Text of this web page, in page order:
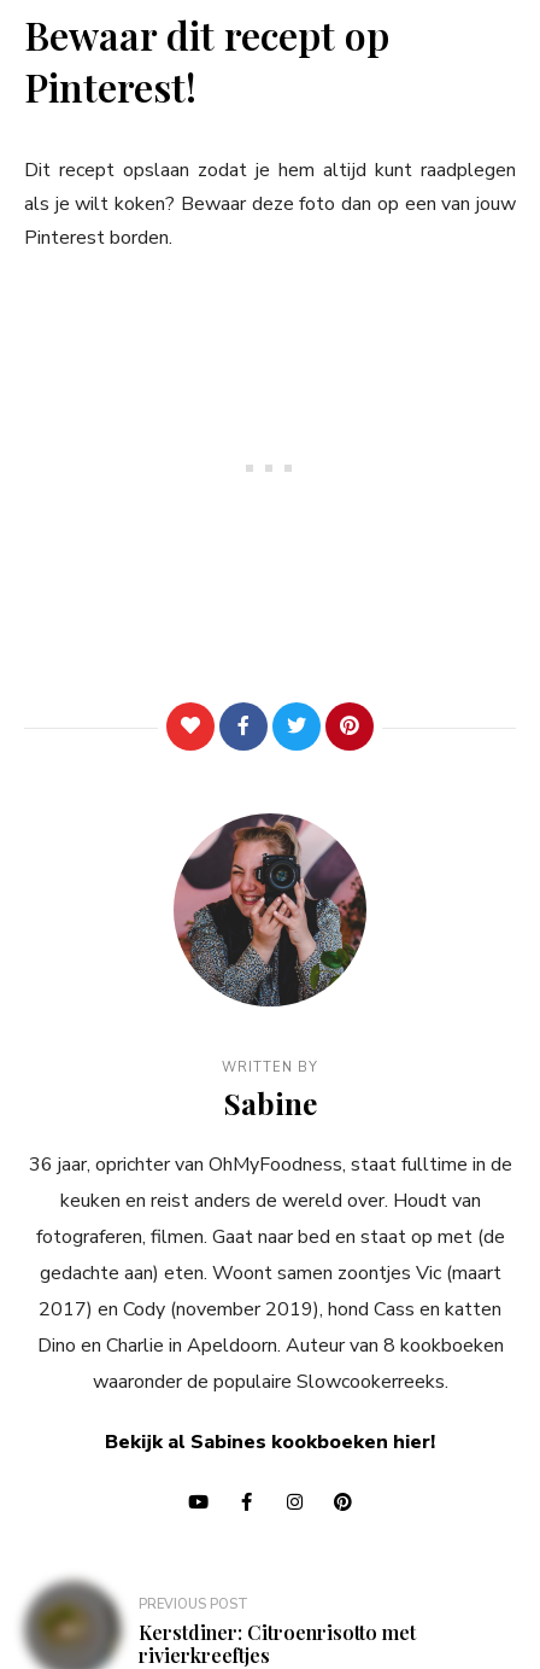
Bewaar dit recept op
Pinterest!
Dit recept opslaan zodat je hem altijd kunt raadplegen
als je wilt koken? Bewaar deze foto dan op een van jouw
Pinterest borden.
WRITTEN BY
Sabine
36 jaar, oprichter van OhMyFoodness, staat fulltime in de
keuken en reist anders de wereld over. Houdt van
fotograferen, filmen. Gaat naar bed en staat op met (de
gedachte aan) eten. Woont samen zoontjes Vic (maart
2017) en Cody (november 2019), hond Cass en katten
Dino en Charlie in Apeldoorn. Auteur van 8 kookboeken
waaronder de populaire Slowcookerreeks.
Bekijk al Sabines kookboeken hier!
Bericht
navigatie
PREVIOUS POST
Kerstdiner: Citroenrisotto met
rivierkreeftjes